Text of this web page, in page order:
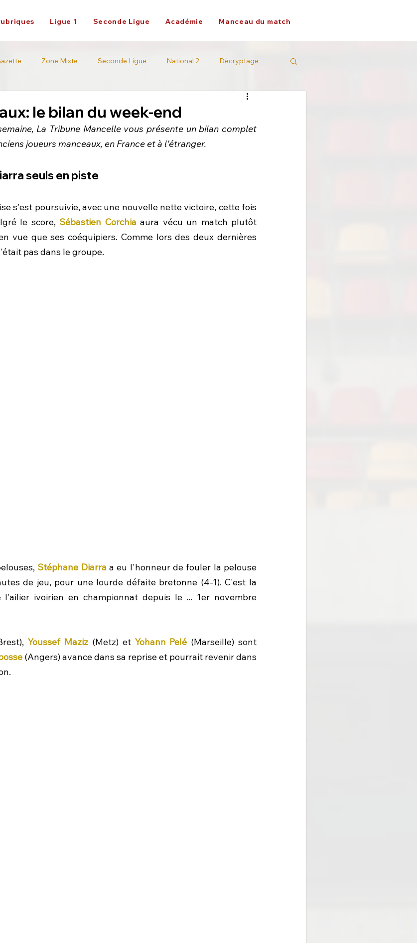
Ligue 1 Seconde Ligue Académie Manceau du match
Zone Mixte Seconde Ligue National 2 Décryptage
le bilan du week-end
La Tribune Mancelle vous présente un bilan complet
joueurs manceaux, en France et à l'étranger.
seuls en piste
s'est poursuivie, avec une nouvelle nette victoire, cette fois
le score, Sébastien Corchia aura vécu un match plutôt
vue que ses coéquipiers. Comme lors des deux dernières
pas dans le groupe.
Stéphane Diarra a eu l'honneur de fouler la pelouse
de jeu, pour une lourde défaite bretonne (4-1). C'est la
ivoirien en championnat depuis le ... 1er novembre
Youssef Maziz (Metz) et Yohann Pelé (Marseille) sont
(Angers) avance dans sa reprise et pourrait revenir dans